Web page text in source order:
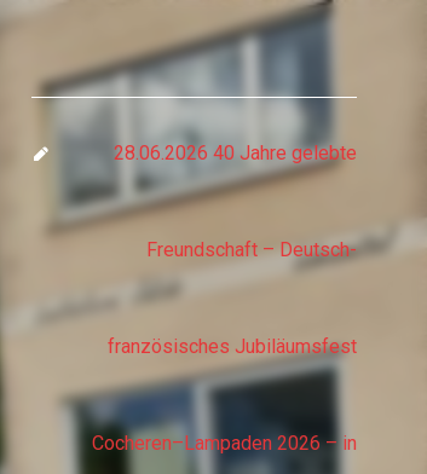
28.06.2026 40 Jahre gelebte
Freundschaft – Deutsch-
französisches Jubiläumsfest
Cocheren–Lampaden 2026 – in